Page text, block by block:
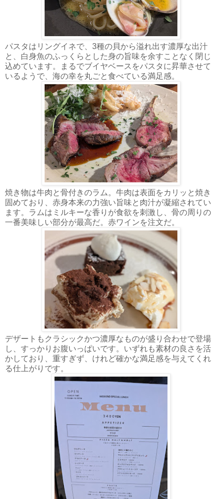
パスタはリングイネで、3種の貝から溢れ出す濃厚な出汁
と、白身魚のふっくらとした身の旨味を余すことなく閉じ
込めています。まるでブイヤベースをパスタに昇華させて
いるようで、海の幸を丸ごと食べている満足感。
焼き物は牛肉と骨付きのラム。牛肉は表面をカリッと焼き
固めており、赤身本来の力強い旨味と肉汁が凝縮されてい
ます。ラムはミルキーな香りが食欲を刺激し、骨の周りの
一番美味しい部分が最高だ。赤ワインを注文だ。
デザートもクラシックかつ濃厚なものが盛り合わせで登場
し、すっかりお腹いっぱいです。いずれも素材の良さを活
かしており、重すぎず、けれど確かな満足感を与えてくれ
る仕上がりです。